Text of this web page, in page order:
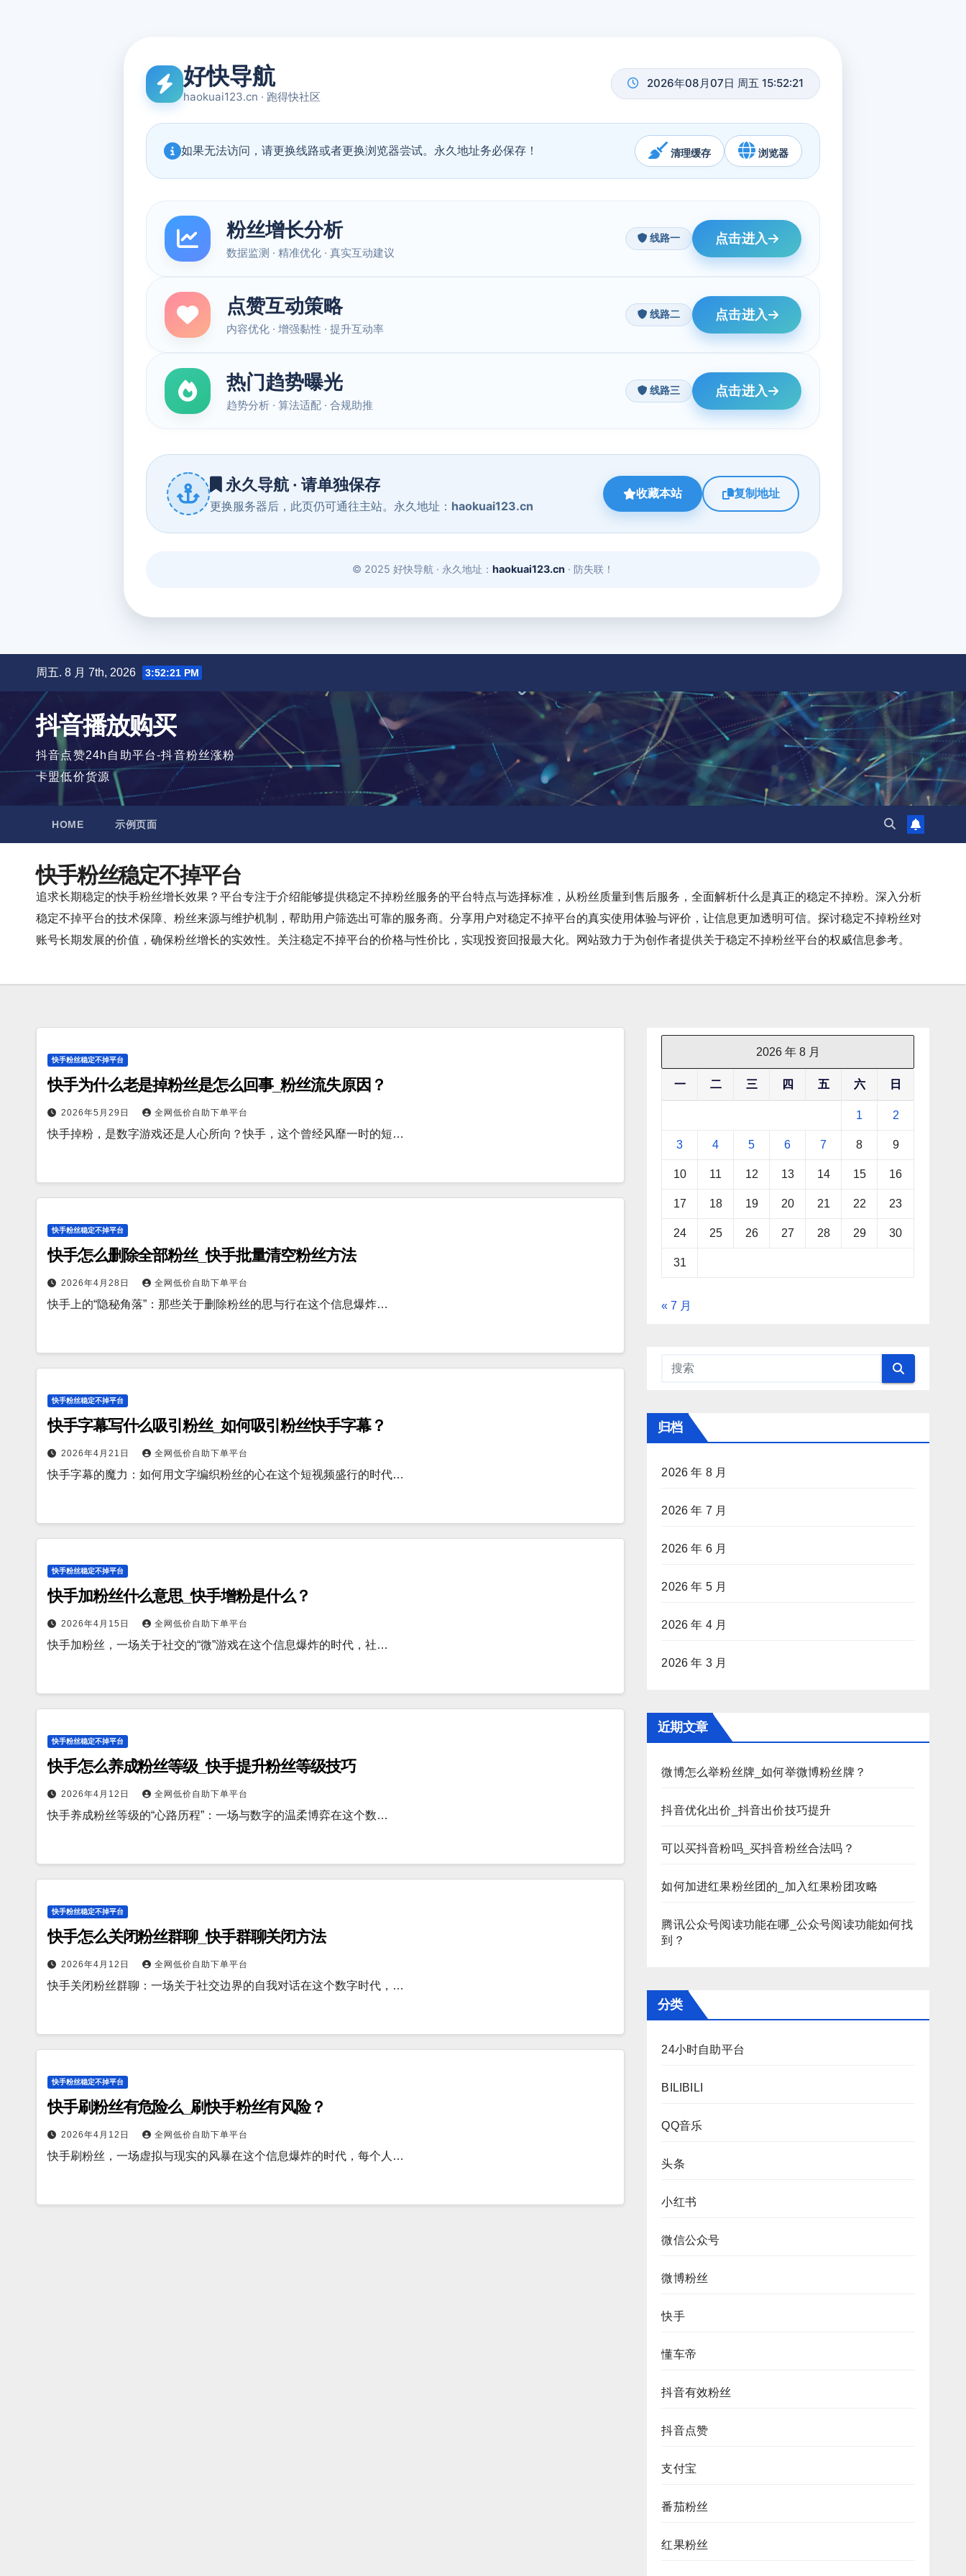
周五. 8 月 7th, 2026 3:52:22 PM
抖音播放购买
抖音点赞24h自助平台-抖音粉丝涨粉
卡盟低价货源
HOME 示例页面
快手粉丝稳定不掉平台
追求长期稳定的快手粉丝增长效果？平台专注于介绍能够提供稳定不掉粉丝服务的平台特点与选择标准，从粉丝质量到售后服务，全面解析什么是真正的稳定不掉粉。深入分析
稳定不掉平台的技术保障、粉丝来源与维护机制，帮助用户筛选出可靠的服务商。分享用户对稳定不掉平台的真实使用体验与评价，让信息更加透明可信。探讨稳定不掉粉丝对
账号长期发展的价值，确保粉丝增长的实效性。关注稳定不掉平台的价格与性价比，实现投资回报最大化。网站致力于为创作者提供关于稳定不掉粉丝平台的权威信息参考。
快手粉丝稳定不掉平台
快手为什么老是掉粉丝是怎么回事_粉丝流失原因？
2026年5月29日 全网低价自助下单平台
快手掉粉，是数字游戏还是人心所向？快手，这个曾经风靡一时的短…
快手粉丝稳定不掉平台
快手怎么删除全部粉丝_快手批量清空粉丝方法
2026年4月28日 全网低价自助下单平台
快手上的“隐秘角落”：那些关于删除粉丝的思与行在这个信息爆炸…
快手粉丝稳定不掉平台
快手字幕写什么吸引粉丝_如何吸引粉丝快手字幕？
2026年4月21日 全网低价自助下单平台
快手字幕的魔力：如何用文字编织粉丝的心在这个短视频盛行的时代…
快手粉丝稳定不掉平台
快手加粉丝什么意思_快手增粉是什么？
2026年4月15日 全网低价自助下单平台
快手加粉丝，一场关于社交的“微”游戏在这个信息爆炸的时代，社…
快手粉丝稳定不掉平台
快手怎么养成粉丝等级_快手提升粉丝等级技巧
2026年4月12日 全网低价自助下单平台
快手养成粉丝等级的“心路历程”：一场与数字的温柔博弈在这个数…
快手粉丝稳定不掉平台
快手怎么关闭粉丝群聊_快手群聊关闭方法
2026年4月12日 全网低价自助下单平台
快手关闭粉丝群聊：一场关于社交边界的自我对话在这个数字时代，…
快手粉丝稳定不掉平台
快手刷粉丝有危险么_刷快手粉丝有风险？
2026年4月12日 全网低价自助下单平台
快手刷粉丝，一场虚拟与现实的风暴在这个信息爆炸的时代，每个人…
2026 年 8 月
一 二 三 四 五 六 日
1 2
3 4 5 6 7 8 9
10 11 12 13 14 15 16
17 18 19 20 21 22 23
24 25 26 27 28 29 30
31
« 7 月
归档
2026 年 8 月
2026 年 7 月
2026 年 6 月
2026 年 5 月
2026 年 4 月
2026 年 3 月
近期文章
微博怎么举粉丝牌_如何举微博粉丝牌？
抖音优化出价_抖音出价技巧提升
可以买抖音粉吗_买抖音粉丝合法吗？
如何加进红果粉丝团的_加入红果粉团攻略
腾讯公众号阅读功能在哪_公众号阅读功能如何找
到？
分类
24小时自助平台
BILIBILI
QQ音乐
头条
小红书
微信公众号
微博粉丝
快手
懂车帝
抖音有效粉丝
抖音点赞
支付宝
番茄粉丝
红果粉丝